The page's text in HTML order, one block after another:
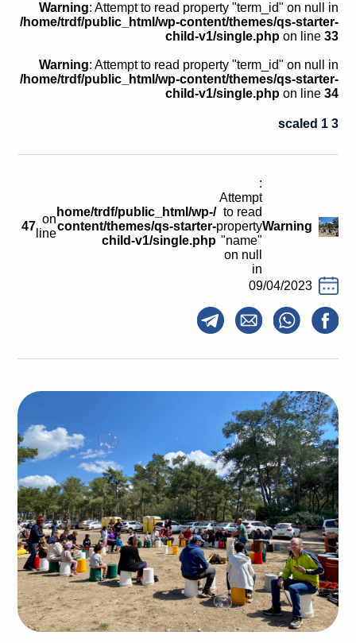
מחלקת תפעול
קולות קוראים
English
Warning: Attempt to read property "term_id" on null in
/home/trdf/public_html/wp-content/themes/qs-starter-
child-v1/single.phpon line 33
Warning: Attempt to read property "term_id" on null in
/home/trdf/public_html/wp-content/themes/qs-starter-
child-v1/single.phpon line 34
3 1 scaled
Warning
:
Attempt
to read
property
"name"
on null
in
/home/trdf/public_html/wp-
content/themes/qs-starter-
child-v1/single.php
on
line
47
09/04/2023